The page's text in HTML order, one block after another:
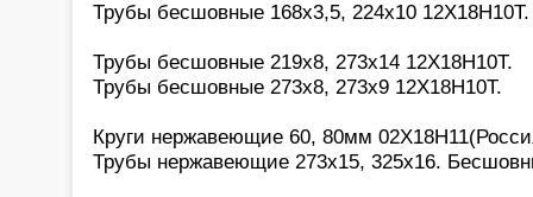
Трубы бесшовные 168х3,5, 224х10
Трубы бесшовные 219х8, 273х14 12Х18Н10Т.
Трубы бесшовные 273х8, 273х9 12Х18Н10Т.
Круги нержавеющие 60, 80мм
Трубы нержавеющие 273х15, 325х16.